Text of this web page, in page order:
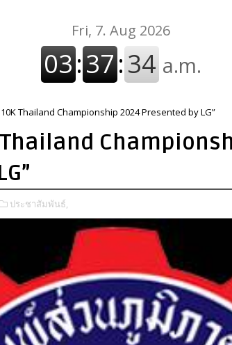
Thailand Championship 2024 Presented by LG”
Thailand
ประชาสัมพันธ์,